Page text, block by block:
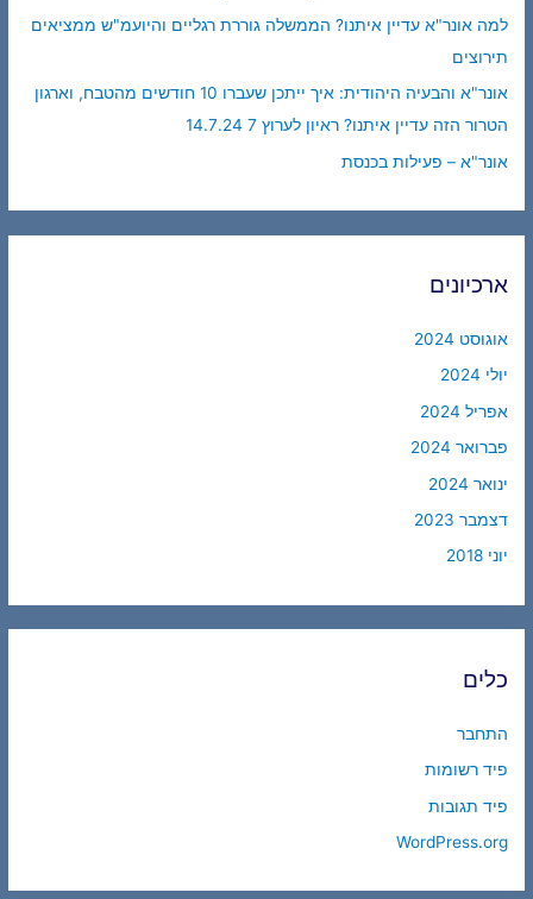
למה אונר"א עדיין איתנו? הממשלה גוררת רגליים והיועמ"ש ממציאים
תירוצים
אונר"א והבעיה היהודית: איך ייתכן שעברו 10 חודשים מהטבח, וארגון
הטרור הזה עדיין איתנו? ראיון לערוץ 7 14.7.24
אונר"א – פעילות בכנסת
ארכיונים
אוגוסט 2024
יולי 2024
אפריל 2024
פברואר 2024
ינואר 2024
דצמבר 2023
יוני 2018
כלים
התחבר
פיד רשומות
פיד תגובות
WordPress.org